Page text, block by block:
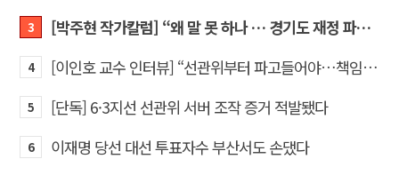
3 [박주현 작가칼럼] “왜 말 못 하나 … 경기도 재정 파탄의 진짜 원인을”
4 [이인호 교수 인터뷰] “선관위부터 파고들어야…책임자 직접 고발하라”
5 [단독] 6·3지선 선관위 서버 조작 증거 적발됐다
6 이재명 당선 대선 투표자수 부산서도 손댔다